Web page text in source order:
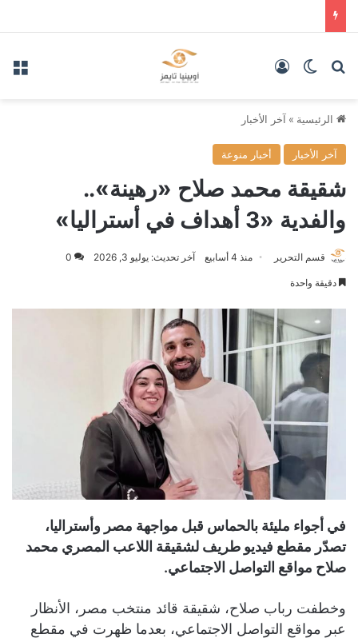
بحث عنالوضع المظلم
الرئيسية » آخر الأخبار
آخر الأخبار أخبار منوعة
شقيقة محمد صلاح «رهينة»..
والفدية «3 أهداف في أستراليا»
قسم التحرير منذ 4 أسابيع آخر تحديث: يوليو 3, 2026 0
دقيقة واحدة
في أجواء مليئة بالحماس قبل مواجهة مصر وأستراليا،
تصدّر مقطع فيديو طريف لشقيقة اللاعب المصري محمد
صلاح مواقع التواصل الاجتماعي.
وخطفت رباب صلاح، شقيقة قائد منتخب مصر، الأنظار
عبر مواقع التواصل الاجتماعي، بعدما ظهرت في مقطع